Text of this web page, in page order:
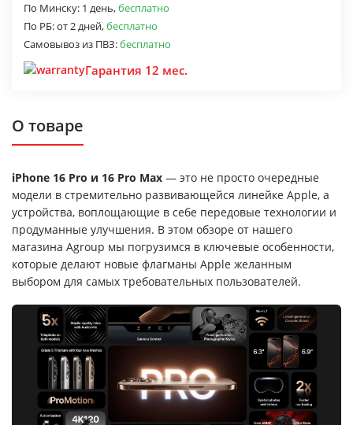
По Минску: 1 день,бесплатно
По РБ:от 2 дней,бесплатно
Самовывоз из ПВЗ:бесплатно
Гарантия 12 мес.
О товаре
iPhone 16 Pro и 16 Pro Max — это не просто очередные
модели в стремительно развивающейся линейке Apple, а
устройства, воплощающие в себе передовые технологии и
продуманные улучшения. В этом обзоре от нашего
магазина Agroup мы погрузимся в ключевые особенности,
которые делают новые флагманы Apple желанным
выбором для самых требовательных пользователей.